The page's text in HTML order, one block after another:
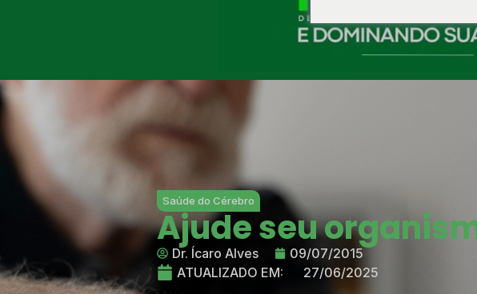
Saúde do Cérebro
Ajude seu
Dr. Ícaro Alves
09/07/2015
ATUALIZADO EM:
27/06/2025